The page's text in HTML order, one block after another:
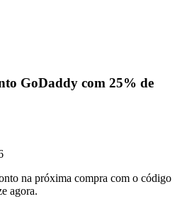
GoDaddy com 25% de
na próxima compra com o código
agora.